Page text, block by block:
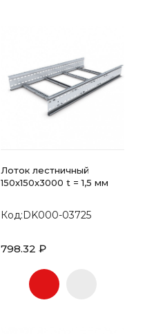
Лоток лестничный
150х150x3000 t = 1,5 мм
Код:DK000-03725
798.32 ₽